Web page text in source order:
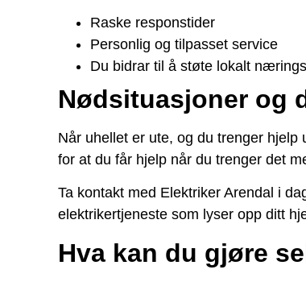
Raske responstider
Personlig og tilpasset service
Du bidrar til å støte lokalt
Nødsituasjoner og
Når uhellet er ute, og du trenger
for at du får hjelp når du trenger det
Ta kontakt med Elektriker Arendal i
elektrikertjeneste som lyser opp ditt
Hva kan du gjøre